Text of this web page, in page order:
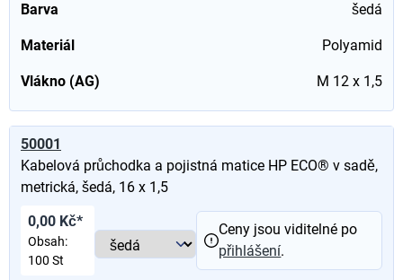
Barva šedá
Materiál Polyamid
Vlákno (AG) M 12 x 1,5
50001
Kabelová průchodka a pojistná matice HP ECO® v sadě,
metrická, šedá, 16 x 1,5
0,00 Kč*
Obsah:
100 St
Ceny jsou viditelné po
přihlášení.